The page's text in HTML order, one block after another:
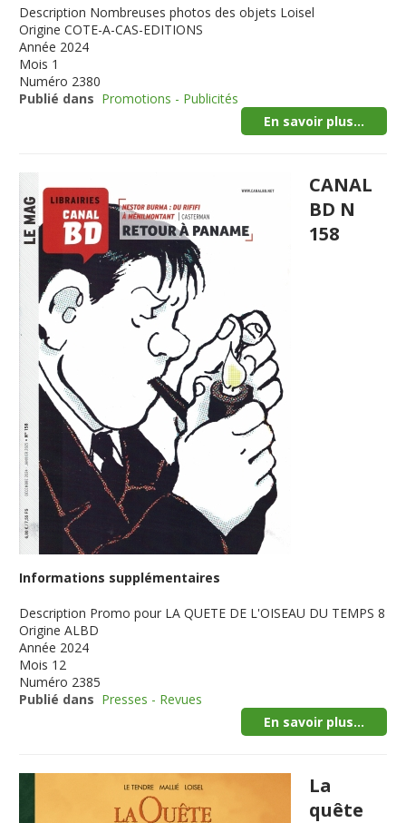
Description Nombreuses photos des objets Loisel
Origine COTE-A-CAS-EDITIONS
Année 2024
Mois 1
Numéro 2380
Publié dans Promotions - Publicités
En savoir plus...
CANAL
BD N
158
Informations supplémentaires
Description Promo pour LA QUETE DE L'OISEAU DU TEMPS 8
Origine ALBD
Année 2024
Mois 12
Numéro 2385
Publié dans Presses - Revues
En savoir plus...
La
quête